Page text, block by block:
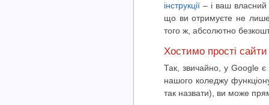
інструкції – і ваш власний
що ви отримуєте не лише
того ж, абсолютно
Хостимо прості сайти
Так, звичайно, у Google є
нашого коледжу
так назвати), ви може